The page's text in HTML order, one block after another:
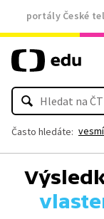
portály České
Často hledáte: